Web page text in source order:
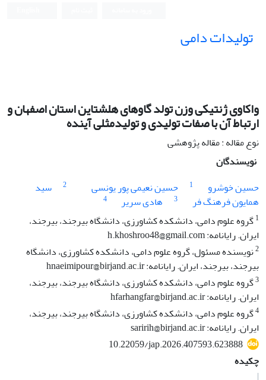
تولیدات دامی
واکاوی ژنتیکی وزن تولد گاوهای هلشتاین استان اصفهان و
ارتباط آن با صفات تولیدی و تولیدمثلی آینده
نوع مقاله : مقاله پژوهشی
نویسندگان
حسین خوشرو
1 حسین نعیمی پور یونسی 2
سید
همایون فرهنگ فر
3 هادی سریر
4
1گروه علوم دامی، دانشکده کشاورزی، دانشگاه بیرجند، بیرجند،
ایران. رایانامه: h.khoshroo48@gmail.com
2نویسنده مسئول، گروه علوم دامی، دانشکده کشاورزی، دانشگاه
بیرجند، بیرجند، ایران. رایانامه: hnaeimipour@birjand.ac.ir
3گروه علوم دامی، دانشکده کشاورزی، دانشگاه بیرجند، بیرجند،
ایران. رایانامه: hfarhangfar@birjand.ac.ir
4گروه علوم دامی، دانشکده کشاورزی، دانشگاه بیرجند، بیرجند،
ایران. رایانامه: saririh@birjand.ac.ir
10.22059/jap.2026.407593.623888
چکیده